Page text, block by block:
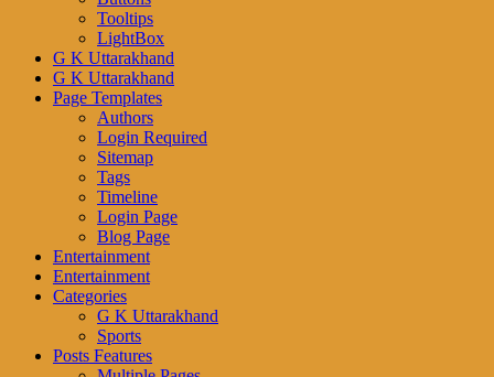
Tooltips
LightBox
G K Uttarakhand
G K Uttarakhand
Page Templates
Authors
Login Required
Sitemap
Tags
Timeline
Login Page
Blog Page
Entertainment
Entertainment
Categories
G K Uttarakhand
Sports
Posts Features